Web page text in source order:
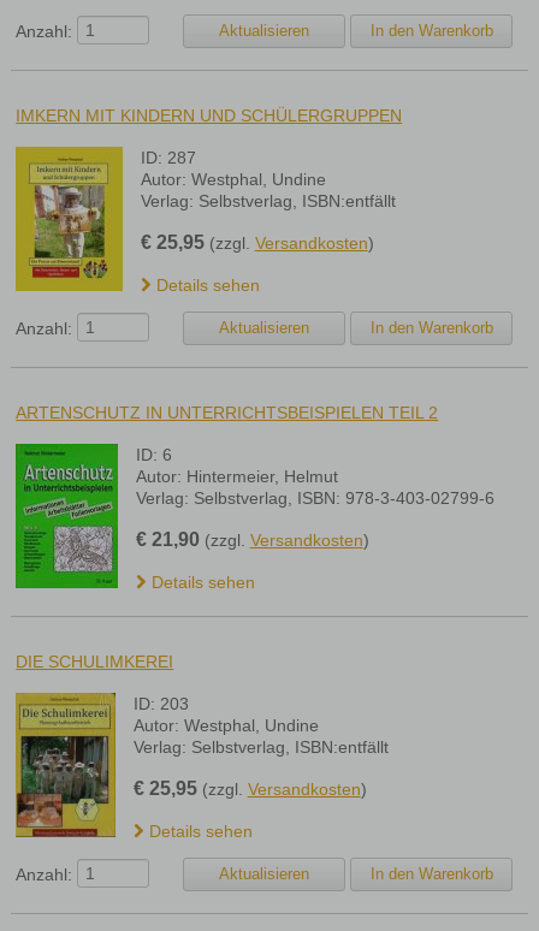
Anzahl:
IMKERN MIT KINDERN UND SCHÜLERGRUPPEN
ID: 287
Autor: Westphal, Undine
Verlag: Selbstverlag, ISBN:entfällt
€25,95 (zzgl. Versandkosten)
Details sehen
Anzahl:
ARTENSCHUTZ IN UNTERRICHTSBEISPIELEN TEIL 2
ID: 6
Autor: Hintermeier, Helmut
Verlag: Selbstverlag, ISBN: 978-3-403-02799-6
€21,90 (zzgl. Versandkosten)
Details sehen
DIE SCHULIMKEREI
ID: 203
Autor: Westphal, Undine
Verlag: Selbstverlag, ISBN:entfällt
€25,95 (zzgl. Versandkosten)
Details sehen
Anzahl: